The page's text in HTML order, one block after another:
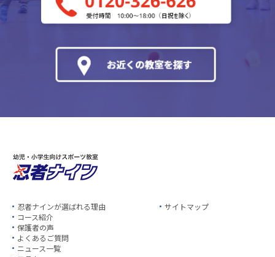
忍者ナインが選ばれる理由
コース紹介
保護者の声
よくあるご質問
ニュース一覧
サイトマップ